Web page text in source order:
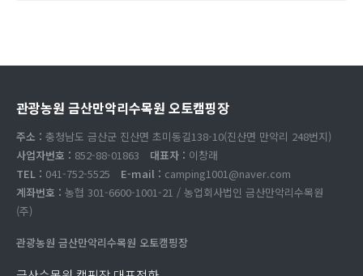
관광농원 금산만악리수목원 오토캠핑장
주소 : 충청남도 금산군 진산면 초미동길138-10(진산면 만악리 248번지)
사업자번호 : 852-88-01863 대표자 : 이창래
TEL : 041-752-5525 E-mail : camping1001@naver.com
계좌번호 : 농협 301-6600-1001-21 / 농업회사법인 금산만악리수목원
(주)
관광농원 금산만악리수목원 오토캠핑장